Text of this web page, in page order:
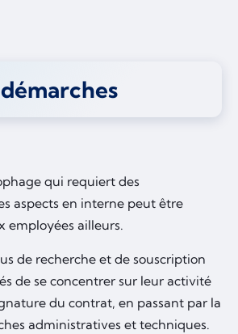
qui requiert des
aspects en interne peut être
employées ailleurs.
de recherche et de souscription
de se concentrer sur leur activité
du contrat, en passant par la
administratives et techniques.